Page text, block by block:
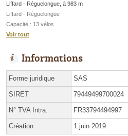
Liffard - Règuelongue, à 983 m
Liffard - Règuelongue
Capacité : 13 vélos
Voir tout
Informations
Forme juridique SAS
SIRET 79449499700024
N° TVA Intra. FR33794494997
Création 1 juin 2019